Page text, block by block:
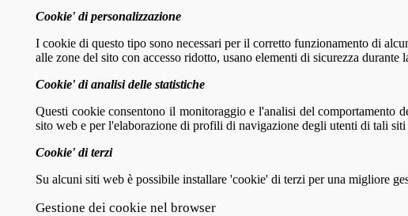
Cookie' di personalizzazione
I cookie di questo tipo sono necessari per il corretto funzionamento di
alle zone del sito con accesso ridotto, usano elementi di sicurezza
Cookie' di analisi delle statistiche
Questi cookie consentono il monitoraggio e l'analisi del comportamento
sito web e per l'elaborazione di profili di navigazione degli utenti di tali
Cookie' di terzi
Su alcuni siti web è possibile installare 'cookie' di terzi per una migliore
Gestione dei cookie nel browser